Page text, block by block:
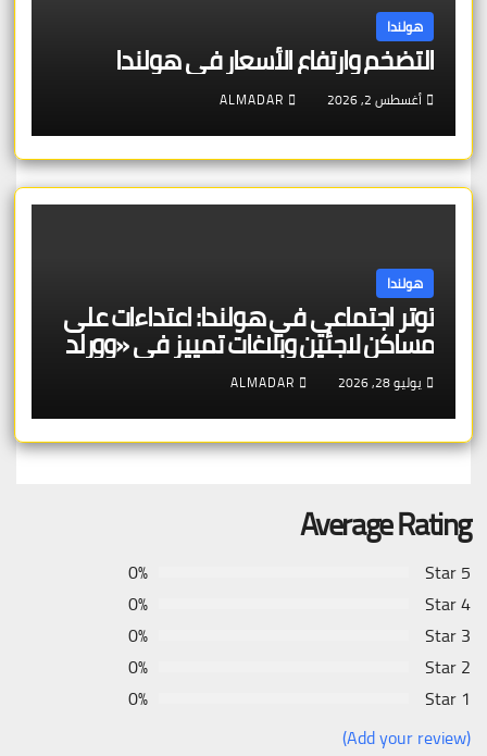
هولندا
التضخم وارتفاع الأسعار في هولندا
أغسطس 2, 2026 ALMADAR
هولندا
توتر اجتماعي في هولندا: اعتداءات على
مساكن لاجئين وبلاغات تمييز في «وورلد
برايد»
يوليو 28, 2026 ALMADAR
Average Rating
5 Star
0%
4 Star
0%
3 Star
0%
2 Star
0%
1 Star
0%
(Add your review)